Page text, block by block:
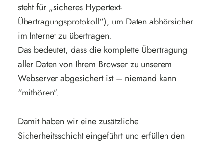
steht für „sicheres Hypertext-
Übertragungsprotokoll“), um Daten abhörsicher
im Internet zu übertragen.
Das bedeutet, dass die komplette Übertragung
aller Daten von Ihrem Browser zu unserem
Webserver abgesichert ist – niemand kann
“mithören”.
Damit haben wir eine zusätzliche
Sicherheitsschicht eingeführt und erfüllen den